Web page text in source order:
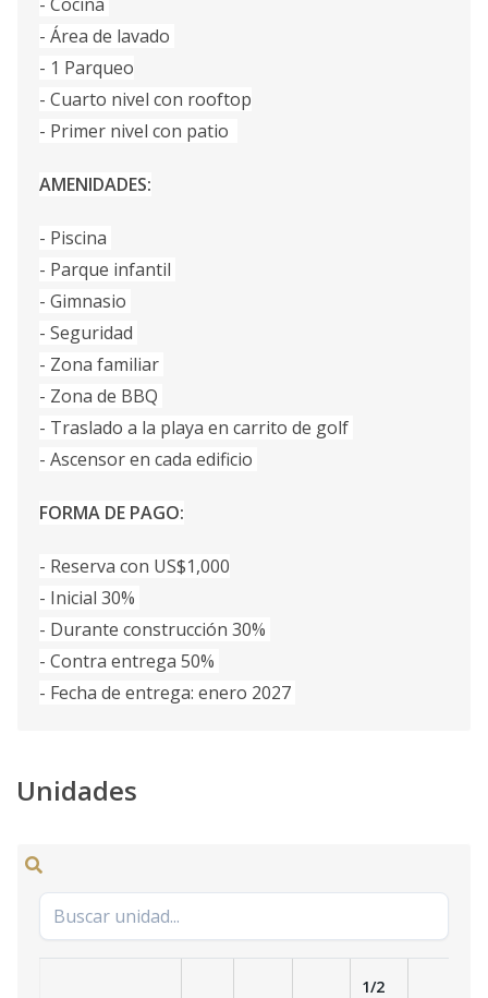
- Área de lavado
- 1 Parqueo
- Cuarto nivel con rooftop
- Primer nivel con patio
AMENIDADES:
- Piscina
- Parque infantil
- Gimnasio
- Seguridad
- Zona familiar
- Zona de BBQ
- Traslado a la playa en carrito de golf
- Ascensor en cada edificio
FORMA DE PAGO:
- Reserva con US$1,000
- Inicial 30%
- Durante construcción 30%
- Contra entrega 50%
- Fecha de entrega: enero 2027
Unidades
1/2